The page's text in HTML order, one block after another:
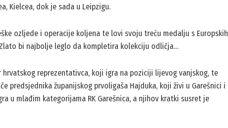
Kielcea, dok je sada u Leipzigu.
ozljede i operacije koljena te lovi svoju treću medalju s Europskih
bi najbolje leglo da kompletira kolekciju odličja…
reprezentativca, koji igra na poziciji lijevog vanjskog, te
predsjednika županijskog prvoligaša Hajduka, koji živi u Garešnici i
u mlađim kategorijama RK Garešnica, a njihov kratki susret je